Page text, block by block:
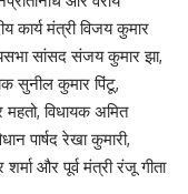
मंत्री विजय कुमार
सांसद संजय कुमार झा,
सुनील कुमार पिंटू,
विधायक अमित
पार्षद रेखा कुमारी,
शर्मा और पूर्व मंत्री रंजू गीता